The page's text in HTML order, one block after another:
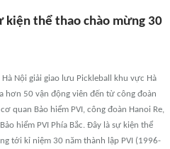
kiện thể thao chào mừng 30
Nội giải giao lưu Pickleball khu vực Hà
hơn 50 vận động viên đến từ công đoàn
quan Bảo hiểm PVI, công đoàn Hanoi Re,
hiểm PVI Phía Bắc. Đây là sự kiện thể
tới kỉ niệm 30 năm thành lập PVI (1996-